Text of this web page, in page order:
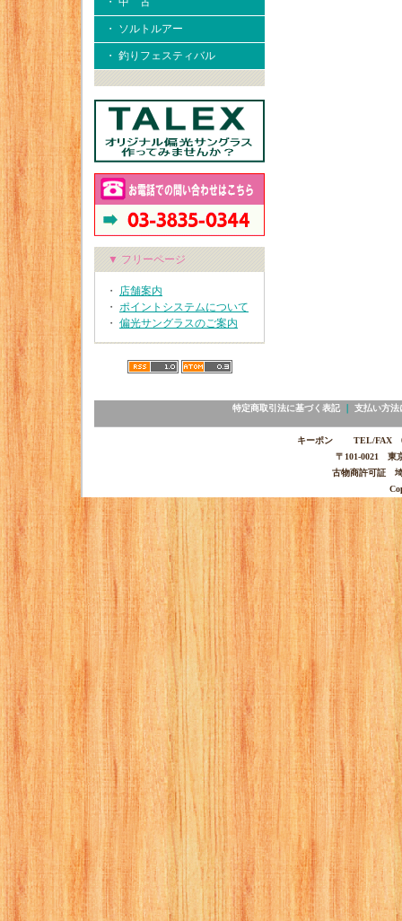
・ ソルトルアー
・ 釣りフェスティバル
▼ フリーページ
・ 店舗案内
・ ポイントシステムについて
・ 偏光サングラスのご案内
特定商取引法に基づく表記｜ 支払い方法
キーポン TEL/FAX
〒101-0021 東
古物商許可証